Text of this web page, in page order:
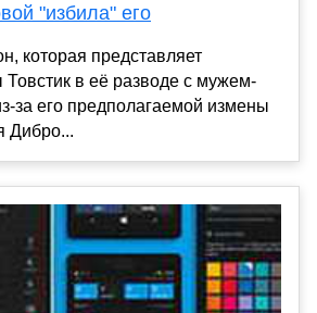
"избила" его
которая представляет
в её разводе с мужем-
за его предполагаемой измены
Дибро...